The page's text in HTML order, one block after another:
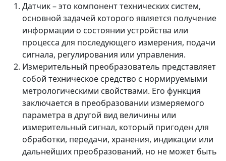
Датчик – это компонент технических систем,
основной задачей которого является получение
информации о состоянии устройства или
процесса для последующего измерения, подачи
сигнала, регулирования или управления.
Измерительный преобразователь представляет
собой техническое средство с нормируемыми
метрологическими свойствами. Его функция
заключается в преобразовании измеряемого
параметра в другой вид величины или
измерительный сигнал, который пригоден для
обработки, передачи, хранения, индикации или
дальнейших преобразований, но не может быть